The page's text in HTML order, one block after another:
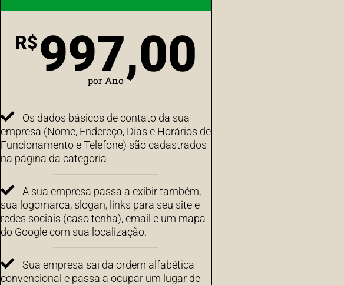
R$997,00
por Ano
Os dados básicos de contato da sua
empresa (Nome, Endereço, Dias e Horários de
Funcionamento e Telefone) são cadastrados
na página da categoria
A sua empresa passa a exibir também,
sua logomarca, slogan, links para seu site e
redes sociais (caso tenha), email e um mapa
do Google com sua localização.
Sua empresa sai da ordem alfabética
convencional e passa a ocupar um lugar de